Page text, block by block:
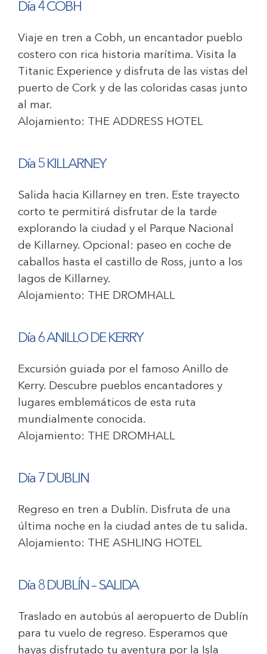
Día 4 COBH
Viaje en tren a Cobh, un encantador pueblo
costero con rica historia marítima. Visita la
Titanic Experience y disfruta de las vistas del
puerto de Cork y de las coloridas casas junto
al mar.
Alojamiento:
THE ADDRESS HOTEL
Día 5 KILLARNEY
Salida hacia Killarney en tren. Este trayecto
corto te permitirá disfrutar de la tarde
explorando la ciudad y el Parque Nacional
de Killarney. Opcional: paseo en coche de
caballos hasta el castillo de Ross, junto a los
lagos de Killarney.
Alojamiento:
THE DROMHALL
Día 6 ANILLO DE KERRY
Excursión guiada por el famoso Anillo de
Kerry. Descubre pueblos encantadores y
lugares emblemáticos de esta ruta
mundialmente conocida.
Alojamiento:
THE DROMHALL
Día 7 DUBLIN
Regreso en tren a Dublín. Disfruta de una
última noche en la ciudad antes de tu salida.
Alojamiento:
THE ASHLING HOTEL
Día 8 DUBLÍN – SALIDA
Traslado en autobús al aeropuerto de Dublín
para tu vuelo de regreso. Esperamos que
hayas disfrutado tu aventura por la Isla